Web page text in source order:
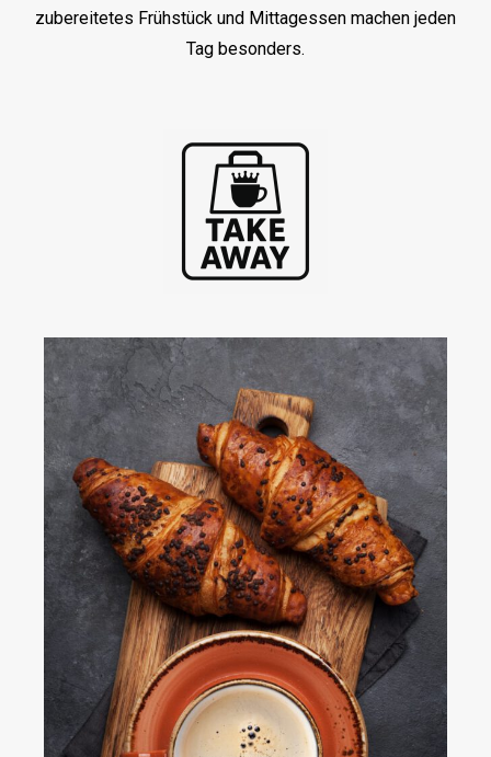
zubereitetes Frühstück und Mittagessen machen jeden
Tag besonders.